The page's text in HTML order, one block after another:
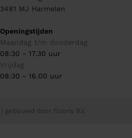
3481 MJ Harmelen
Openingstijden
Maandag t/m donderdag
08:30 - 17.30 uur
Vrijdag
08:30 - 16.00 uur
| gebouwd door flooris B.V.